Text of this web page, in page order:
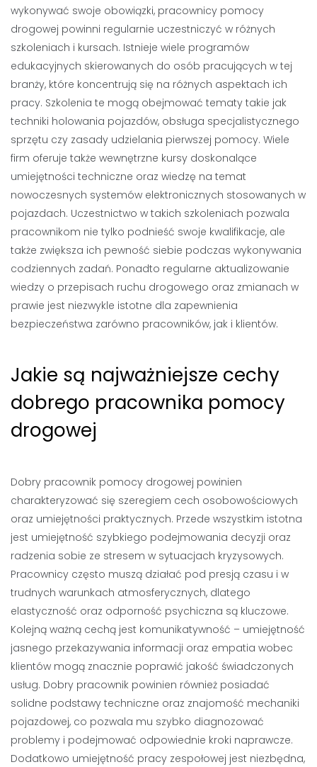
wykonywać swoje obowiązki, pracownicy pomocy
drogowej powinni regularnie uczestniczyć w różnych
szkoleniach i kursach. Istnieje wiele programów
edukacyjnych skierowanych do osób pracujących w tej
branży, które koncentrują się na różnych aspektach ich
pracy. Szkolenia te mogą obejmować tematy takie jak
techniki holowania pojazdów, obsługa specjalistycznego
sprzętu czy zasady udzielania pierwszej pomocy. Wiele
firm oferuje także wewnętrzne kursy doskonalące
umiejętności techniczne oraz wiedzę na temat
nowoczesnych systemów elektronicznych stosowanych w
pojazdach. Uczestnictwo w takich szkoleniach pozwala
pracownikom nie tylko podnieść swoje kwalifikacje, ale
także zwiększa ich pewność siebie podczas wykonywania
codziennych zadań. Ponadto regularne aktualizowanie
wiedzy o przepisach ruchu drogowego oraz zmianach w
prawie jest niezwykle istotne dla zapewnienia
bezpieczeństwa zarówno pracowników, jak i klientów.
Jakie są najważniejsze cechy
dobrego pracownika pomocy
drogowej
Dobry pracownik pomocy drogowej powinien
charakteryzować się szeregiem cech osobowościowych
oraz umiejętności praktycznych. Przede wszystkim istotna
jest umiejętność szybkiego podejmowania decyzji oraz
radzenia sobie ze stresem w sytuacjach kryzysowych.
Pracownicy często muszą działać pod presją czasu i w
trudnych warunkach atmosferycznych, dlatego
elastyczność oraz odporność psychiczna są kluczowe.
Kolejną ważną cechą jest komunikatywność – umiejętność
jasnego przekazywania informacji oraz empatia wobec
klientów mogą znacznie poprawić jakość świadczonych
usług. Dobry pracownik powinien również posiadać
solidne podstawy techniczne oraz znajomość mechaniki
pojazdowej, co pozwala mu szybko diagnozować
problemy i podejmować odpowiednie kroki naprawcze.
Dodatkowo umiejętność pracy zespołowej jest niezbędna,